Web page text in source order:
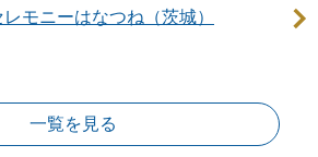
レモニーはなつね（茨城）
一覧を見る